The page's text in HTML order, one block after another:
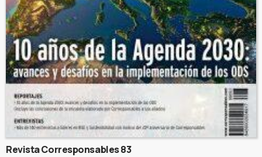
Revista Corresponsables 83